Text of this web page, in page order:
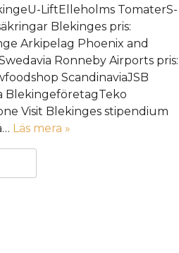
LiftElleholms TomaterS-
Blekinges pris:
Arkipelag Phoenix and
Ronneby Airports pris:
ScandinaviaJSB
BlekingeföretagTeko
Visit Blekinges stipendium
Läs mera »